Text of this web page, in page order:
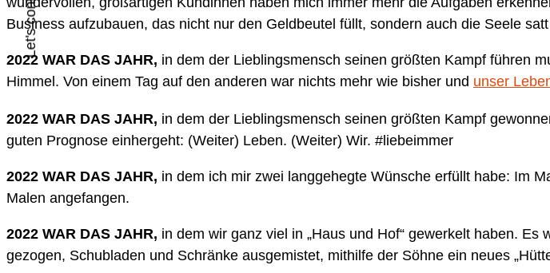
Business aufzubauen, das nicht nur den Geldbeutel füllt, sondern auch die Seele
2022 WAR DAS JAHR, in dem der Lieblingsmensch seinen größten Kampf führen
Himmel. Von einem Tag auf den anderen war nichts mehr wie bisher und unser
2022 WAR DAS JAHR, in dem der Lieblingsmensch seinen größten Kampf
guten Prognose einhergeht: (Weiter) Leben. (Weiter) Wir. #liebeimmer
2022 WAR DAS JAHR, in dem ich mir zwei langgehegte Wünsche erfüllt habe: Im
Malen angefangen.
2022 WAR DAS JAHR, in dem wir ganz viel in „Haus und Hof“ gewerkelt haben.
gezogen, Schubladen und Schränke ausgemistet, mithilfe der Söhne ein neues